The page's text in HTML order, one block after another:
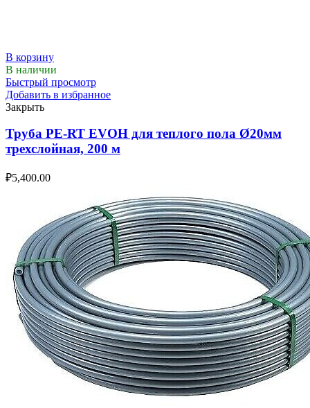
В корзину
В наличии
Быстрый просмотр
Добавить в избранное
Закрыть
Труба PE-RT EVOH для теплого пола Ø20мм
трехслойная, 200 м
₽5,400.00